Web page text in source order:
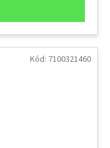
Kód: 7100321460